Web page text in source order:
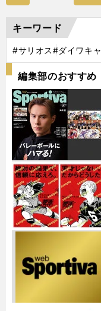
キーワード
#サリオス#ダイワキ
編集部のおすすめ